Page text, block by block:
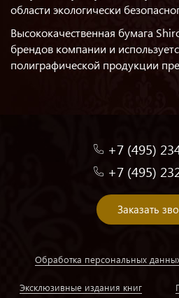
области экологически
Высококачественная бумага
брендов компании и
полиграфической продукции
+7 (495)
+7 (495)
Заказать
Обработка персональных
Эксклюзивные издания книг